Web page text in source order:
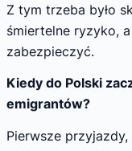
Z tym trzeba było
śmiertelne ryzyko,
zabezpieczyć.
Kiedy do Polski
emigrantów?
Pierwsze